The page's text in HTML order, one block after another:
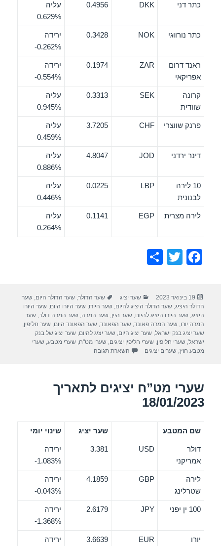
כתר דני DKK
0.4956
עליה
0.629%
כתר נורווגי NOK
0.3428
ירידה
‎-0.262%
ראנד דרום
אפריקאי
ZAR
0.1974
ירידה
‎-0.554%
קרונה
שוודית
SEK
0.3313
עליה
0.945%
פרנק שווצרי CHF
3.7205
עליה
0.459%
דינר ירדני JOD
4.8047
עליה
0.886%
10 לירה
לבנונית
LBP
0.0225
עליה
0.446%
לירה מצרית EGP
0.1141
עליה
0.264%
F
e
b
o
o
T
er
e
פורסם
בתאריך
19 בינואר 2023 קטגוריות
שער יציג תגיות
שער הדולר ,שער הדולר היום ,שער
הדולר היציג ,שער הדולר היציג להיום ,שער היורו ,שער היורו היום ,שער היורו
היציג ,שער היורו היציג להיום ,שער היין ,שער המרה ,שער המרה דולר ,שער
המרה יורו ,שער המרה פאונד ,שער הפאונד ,שער הפאונד היום ,שער חליפין
שער יציג בנק ישראל ,שער יציג היום ,שער יציג להיום ,שער יציג של בנק
ישראל ,שערי חליפין ,שערי חליפין יציגים ,שערי מט"ח ,שערי מטבע ,שערי
מטבע חוץ ,שערים יציגים השארת תגובה
שערי מט”ח יציגים לתאריך
18/01/2023
שם המטבע שער יציג שינוי יומי
דולר
אמריקני
USD
3.381
ירידה
‎-1.083%
לירה
שטרלינג
GBP
4.1859
ירידה
‎-0.043%
100 ין יפני JPY
2.6179
ירידה
‎-1.368%
יורו EUR
3.6639
ירידה